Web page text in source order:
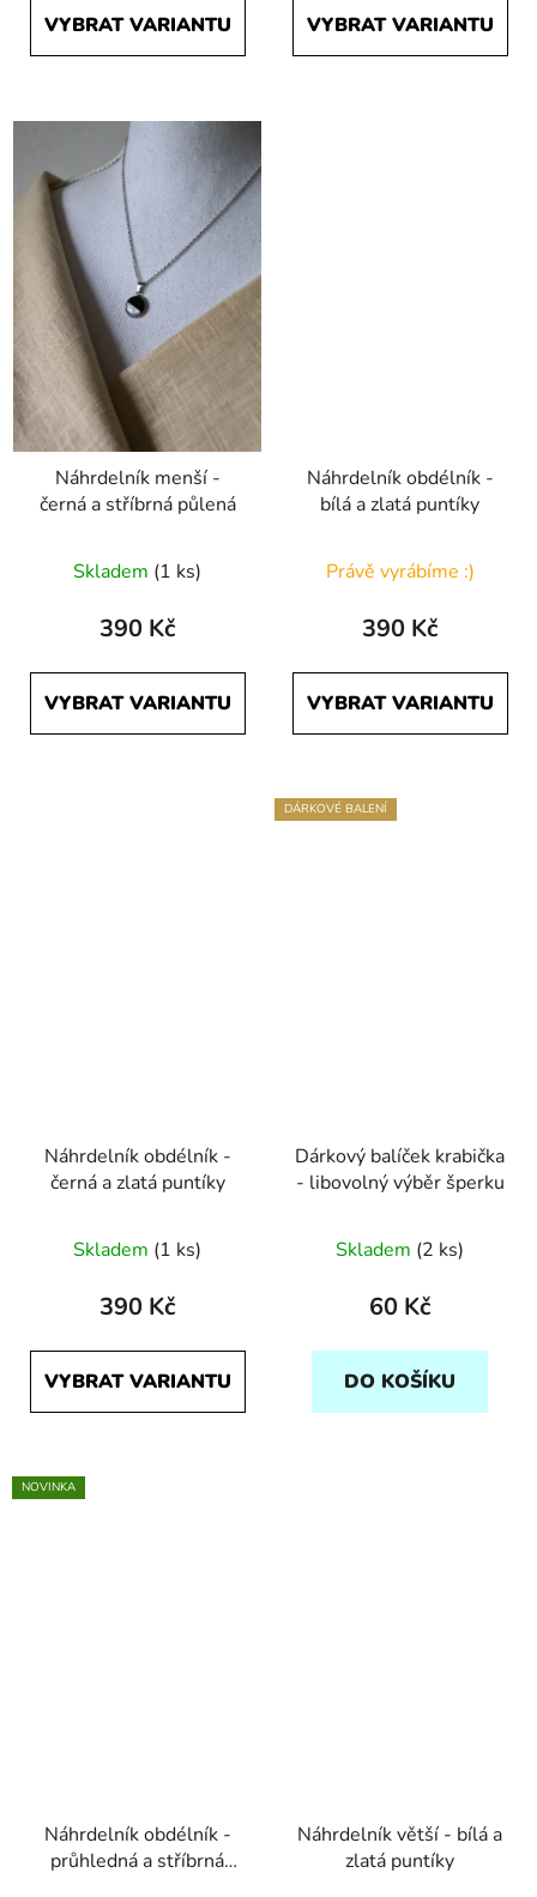
VYBRAT VARIANTU VYBRAT VARIANTU
Náhrdelník menší -
černá a stříbrná půlená
Skladem (1 ks)
390 Kč
VYBRAT VARIANTU
Náhrdelník obdélník -
bílá a zlatá puntíky
Právě vyrábíme :)
390 Kč
VYBRAT VARIANTU
Náhrdelník obdélník -
černá a zlatá puntíky
Skladem (1 ks)
390 Kč
VYBRAT VARIANTU
DÁRKOVÉ BALENÍ
Dárkový balíček krabička
- libovolný výběr šperku
Skladem (2 ks)
60 Kč
DO KOŠÍKU
NOVINKA
Náhrdelník obdélník -
průhledná a stříbrná
Náhrdelník větší - bílá a
zlatá puntíky